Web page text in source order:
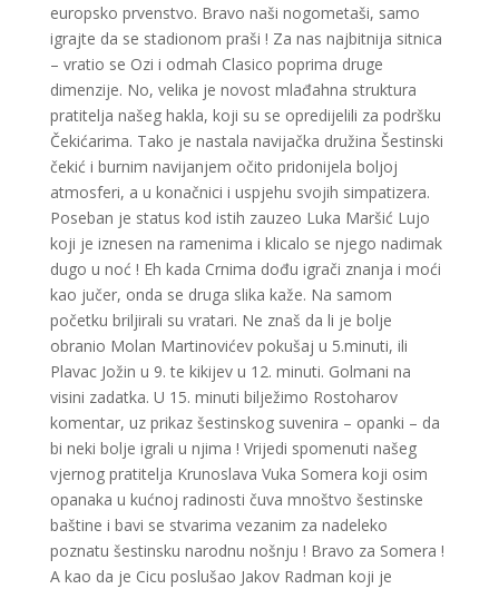
europsko prvenstvo. Bravo naši nogometaši, samo
igrajte da se stadionom praši ! Za nas najbitnija sitnica
– vratio se Ozi i odmah Clasico poprima druge
dimenzije. No, velika je novost mlađahna struktura
pratitelja našeg hakla, koji su se opredijelili za podršku
Čekićarima. Tako je nastala navijačka družina Šestinski
čekić i burnim navijanjem očito pridonijela boljoj
atmosferi, a u konačnici i uspjehu svojih simpatizera.
Poseban je status kod istih zauzeo Luka Maršić Lujo
koji je iznesen na ramenima i klicalo se njego nadimak
dugo u noć ! Eh kada Crnima dođu igrači znanja i moći
kao jučer, onda se druga slika kaže. Na samom
početku briljirali su vratari. Ne znaš da li je bolje
obranio Molan Martinovićev pokušaj u 5.minuti, ili
Plavac Jožin u 9. te kikijev u 12. minuti. Golmani na
visini zadatka. U 15. minuti bilježimo Rostoharov
komentar, uz prikaz šestinskog suvenira – opanki – da
bi neki bolje igrali u njima ! Vrijedi spomenuti našeg
vjernog pratitelja Krunoslava Vuka Somera koji osim
opanaka u kućnoj radinosti čuva mnoštvo šestinske
baštine i bavi se stvarima vezanim za nadeleko
poznatu šestinsku narodnu nošnju ! Bravo za Somera !
A kao da je Cicu poslušao Jakov Radman koji je